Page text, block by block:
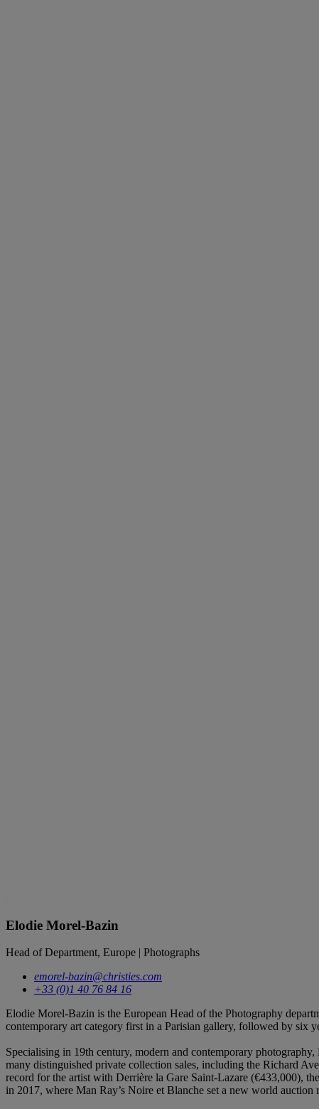
Elodie Morel-Bazin
Head of Department, Europe | Photographs
emorel-bazin@christies.com
+33 (0)1 40 76 84 16
Elodie Morel-Bazin is the European Head of the Photography
contemporary art category first in a Parisian gallery, followed by six
Specialising in 19th century, modern and contemporary
many distinguished private collection sales, including the Richard
record for the artist with Derrière la Gare Saint-Lazare (€433,000),
in 2017, where Man Ray’s Noire et Blanche set a new world auction